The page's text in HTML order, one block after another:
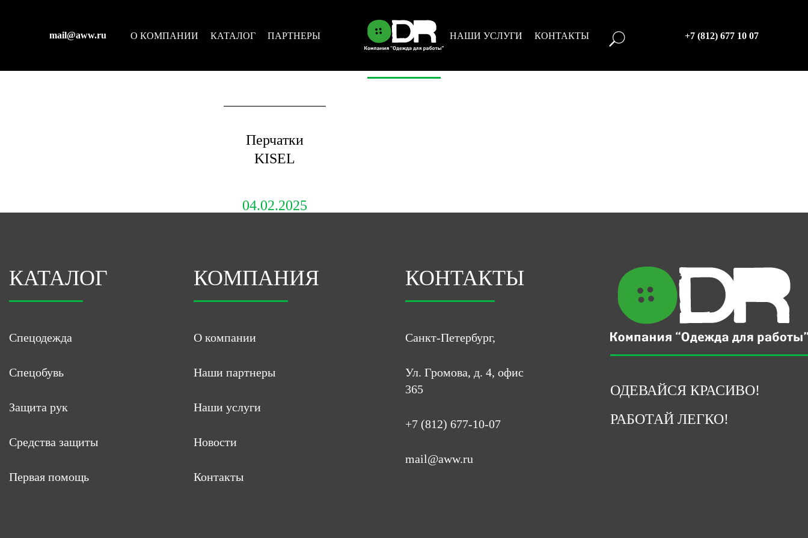
mail@aww.ru О КОМПАНИИ КАТАЛОГ ПАРТНЕРЫ НАШИ УСЛУГИ КОНТАКТЫ +7 (812) 677 10 07
Перчатки
KISEL
04.02.2025
КАТАЛОГ
Спецодежда
Спецобувь
Защита рук
Средства защиты
Первая помощь
КОМПАНИЯ
О компании
Наши партнеры
Наши услуги
Новости
Контакты
КОНТАКТЫ
Санкт-Петербург,
Ул. Громова, д. 4, офис
365
+7 (812) 677-10-07
mail@aww.ru
ОДЕВАЙСЯ КРАСИВО!
РАБОТАЙ ЛЕГКО!